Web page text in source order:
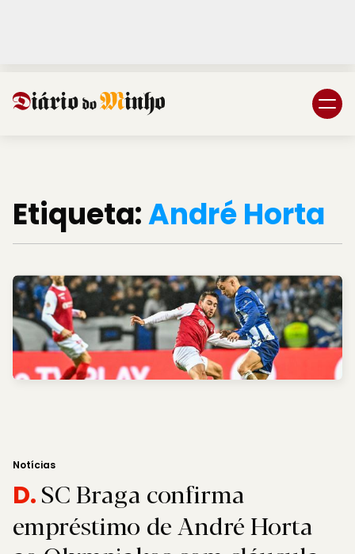
Etiqueta:André Horta
Notícias
D.SC Braga confirma
empréstimo de André Horta